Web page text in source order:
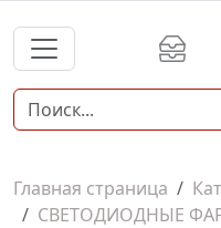
Главная страница
СВЕТОДИОДНЫЕ